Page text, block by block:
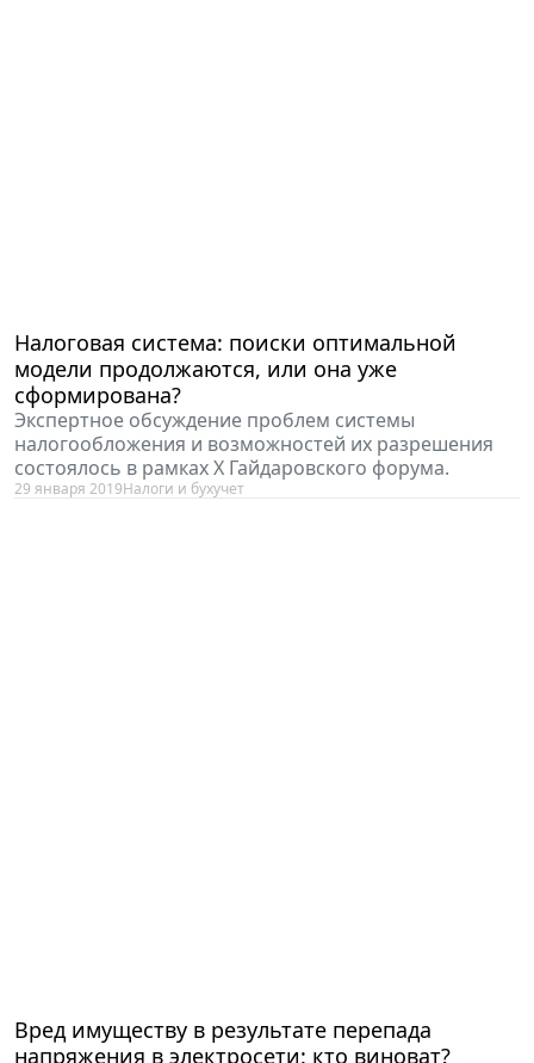
Налоговая система: поиски оптимальной
модели продолжаются, или она уже
сформирована?
Экспертное обсуждение проблем системы
налогообложения и возможностей их разрешения
состоялось в рамках X Гайдаровского форума.
29 января 2019Налоги и бухучет
Вред имуществу в результате перепада
напряжения в электросети: кто виноват?